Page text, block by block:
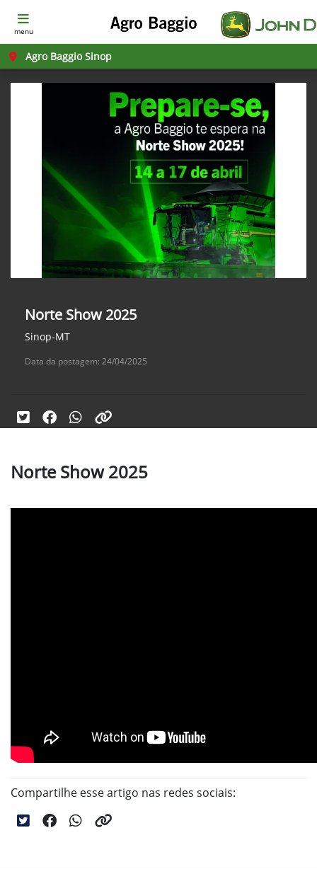
menu
Agro Baggio Sinop
Norte Show 2025
Sinop-MT
Data da postagem: 24/04/2025
Norte Show 2025
Compartilhe esse artigo nas redes sociais: